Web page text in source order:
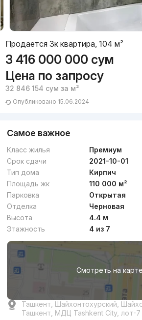
Продается 3к квартира, 104 м²
3 416 000 000 сум
Цена по запросу
32 846 154 сум за м²
Опубликовано 15.06.2024
Самое важное
Класс жилья
Премиум
Срок сдачи
2021-10-01
Тип дома
Кирпич
Площадь жк
110 000 м²
Парковка
Открытая
Отделка
Черновая
Высота
4.4 м
Этажность
4 из 7
Смотреть на карте
Ташкент, Шайхонтохурский,
Ташкент, МДЦ Tashkent City, лот-7